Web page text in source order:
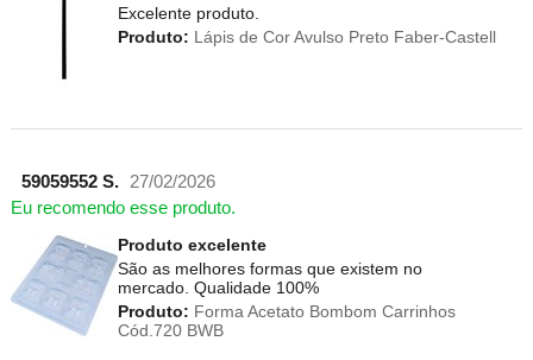
Excelente produto.
Produto: Lápis de Cor Avulso Preto Faber-Castell
59059552 S. 27/02/2026
Eu recomendo esse produto.
Produto excelente
São as melhores formas que existem no
mercado. Qualidade 100%
Produto: Forma Acetato Bombom Carrinhos
Cód.720 BWB